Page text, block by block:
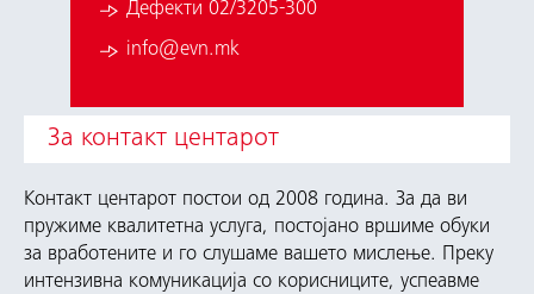
Дефекти 02/3205-300
info@evn.mk
За контакт центарот
Контакт центарот постои од 2008 година. За да ви
пружиме квалитетна услуга, постојано вршиме обуки
за вработените и го слушаме вашето мислење. Преку
интензивна комуникација со корисниците, успеавме